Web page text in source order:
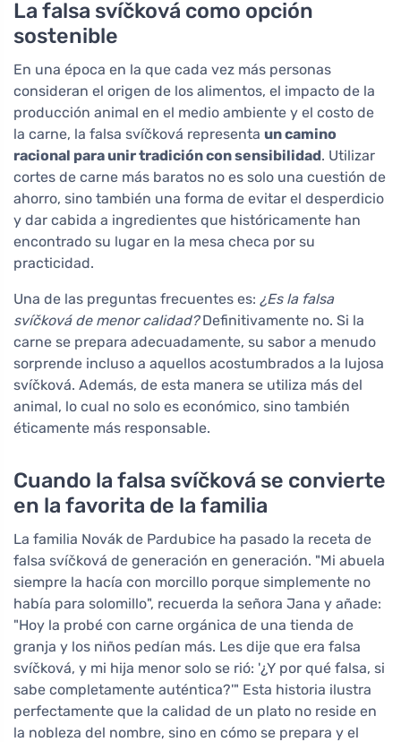
La falsa svíčková como opción
sostenible
En una época en la que cada vez más personas
consideran el origen de los alimentos, el impacto de la
producción animal en el medio ambiente y el costo de
la carne, la falsa svíčková representa un camino
racional para unir tradición con sensibilidad. Utilizar
cortes de carne más baratos no es solo una cuestión de
ahorro, sino también una forma de evitar el desperdicio
y dar cabida a ingredientes que históricamente han
encontrado su lugar en la mesa checa por su
practicidad.
Una de las preguntas frecuentes es: ¿Es la falsa
svíčková de menor calidad?Definitivamente no. Si la
carne se prepara adecuadamente, su sabor a menudo
sorprende incluso a aquellos acostumbrados a la lujosa
svíčková. Además, de esta manera se utiliza más del
animal, lo cual no solo es económico, sino también
éticamente más responsable.
Cuando la falsa svíčková se convierte
en la favorita de la familia
La familia Novák de Pardubice ha pasado la receta de
falsa svíčková de generación en generación. "Mi abuela
siempre la hacía con morcillo porque simplemente no
había para solomillo", recuerda la señora Jana y añade:
"Hoy la probé con carne orgánica de una tienda de
granja y los niños pedían más. Les dije que era falsa
svíčková, y mi hija menor solo se rió: '¿Y por qué falsa, si
sabe completamente auténtica?'" Esta historia ilustra
perfectamente que la calidad de un plato no reside en
la nobleza del nombre, sino en cómo se prepara y el